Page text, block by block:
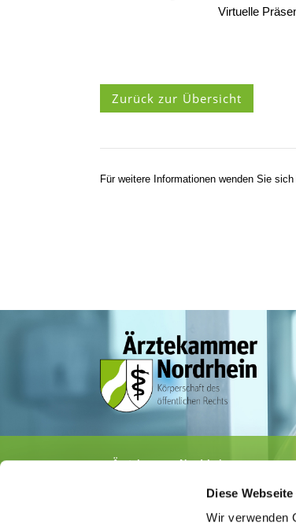
Diese
Wir verwenden
Virtuelle
Zurück zur Übersicht
Für weitere Informationen wenden Sie
Ärztekammer Nordrhein
· Fax 0211 / 4302
aerztekammer@aekno.de